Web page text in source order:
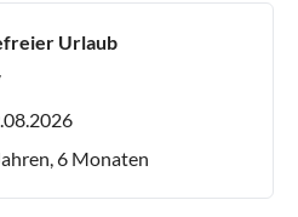
Urlaub
6 Monaten